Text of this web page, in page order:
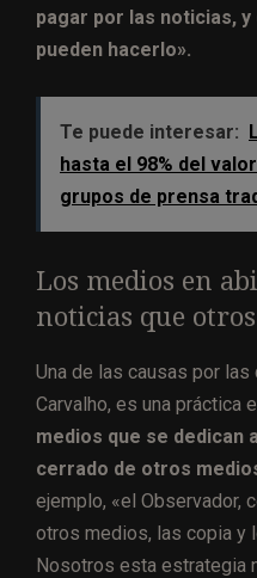
pagar por las noticias,
pueden hacerlo».
Te puede interesar:
hasta el 98% del
grupos de prensa
Los medios en
noticias que
Una de las causas por las
Carvalho, es una práctica
medios que se dedican
cerrado de otros
ejemplo, «el Observador,
otros medios, las copia y
Nosotros esta estrategia